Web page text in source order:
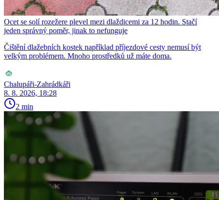
Ocet se solí rozežere plevel mezi dlaždicemi za 12 hodin. Stačí
jeden správný poměr, jinak to nefunguje
Čištění dlažebních kostek například příjezdové cesty nemusí být
velkým problémem. Mnoho prostředků už máte doma.
Chalupáři-Zahrádkáři
8. 8. 2026, 18:28
2 min